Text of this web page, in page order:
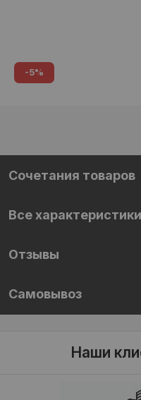
-5%
Cочетания товаров
Все характеристики
Отзывы
Самовывоз
Наши